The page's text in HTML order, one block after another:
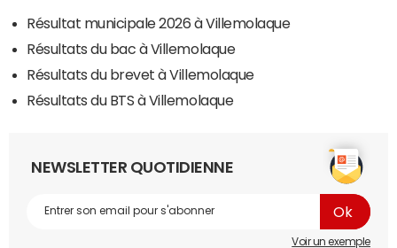
Résultat municipale 2026 à Villemolaque
Résultats du bac à Villemolaque
Résultats du brevet à Villemolaque
Résultats du BTS à Villemolaque
NEWSLETTER QUOTIDIENNE
Voir un exemple